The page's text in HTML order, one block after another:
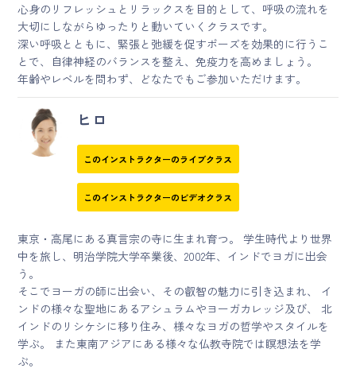
心身のリフレッシュとリラックスを目的として、呼吸の流れを
大切にしながらゆったりと動いていくクラスです。
深い呼吸とともに、緊張と弛緩を促すポーズを効果的に行うこ
とで、自律神経のバランスを整え、免疫力を高めましょう。
年齢やレベルを問わず、どなたでもご参加いただけます。
ヒロ
このインストラクターのライブクラス
このインストラクターのビデオクラス
東京・高尾にある真言宗の寺に生まれ育つ。 学生時代より世界
中を旅し、明治学院大学卒業後、2002年、インドでヨガに出会
う。
そこでヨーガの師に出会い、その叡智の魅力に引き込まれ、 イ
ンドの様々な聖地にあるアシュラムやヨーガカレッジ及び、 北
インドのリシケシに移り住み、様々なヨガの哲学やスタイルを
学ぶ。 また東南アジアにある様々な仏教寺院では瞑想法を学
ぶ。